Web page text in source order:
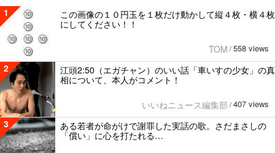
1
この画像の１０円玉を１枚だけ動かして縦４枚・横４枚
にしてください！！
TOM / 558 views
2
江頭2:50（エガチャン）のいい話「車いすの少女」の真
相について、本人がコメント！
いいねニュース編集部 / 407 views
3
ある若者が命がけで謝罪した実話の歌。さだまさしの
「償い」に心を打たれる…